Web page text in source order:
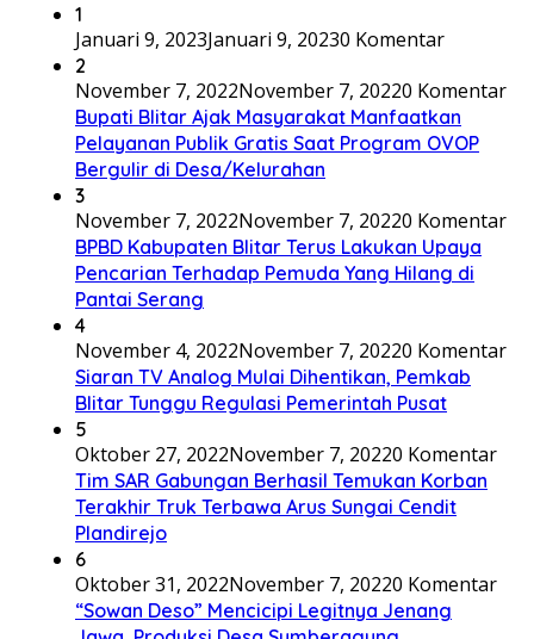
1
Januari 9, 2023Januari 9, 20230 Komentar
2
November 7, 2022November 7, 20220 Komentar
Bupati Blitar Ajak Masyarakat Manfaatkan
Pelayanan Publik Gratis Saat Program OVOP
Bergulir di Desa/Kelurahan
3
November 7, 2022November 7, 20220 Komentar
BPBD Kabupaten Blitar Terus Lakukan Upaya
Pencarian Terhadap Pemuda Yang Hilang di
Pantai Serang
4
November 4, 2022November 7, 20220 Komentar
Siaran TV Analog Mulai Dihentikan, Pemkab
Blitar Tunggu Regulasi Pemerintah Pusat
5
Oktober 27, 2022November 7, 20220 Komentar
Tim SAR Gabungan Berhasil Temukan Korban
Terakhir Truk Terbawa Arus Sungai Cendit
Plandirejo
6
Oktober 31, 2022November 7, 20220 Komentar
“Sowan Deso” Mencicipi Legitnya Jenang